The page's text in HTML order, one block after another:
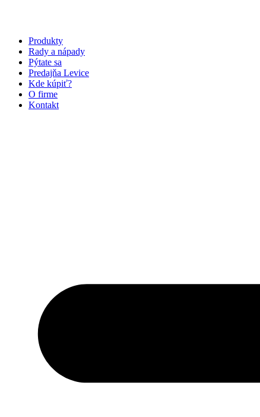
Produkty
Rady a nápady
Pýtate sa
Predajňa Levice
Kde kúpiť?
O firme
Kontakt